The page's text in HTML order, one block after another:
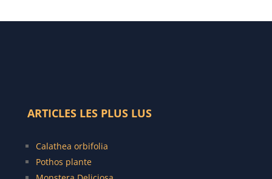
ARTICLES LES PLUS LUS
Calathea orbifolia
Pothos plante